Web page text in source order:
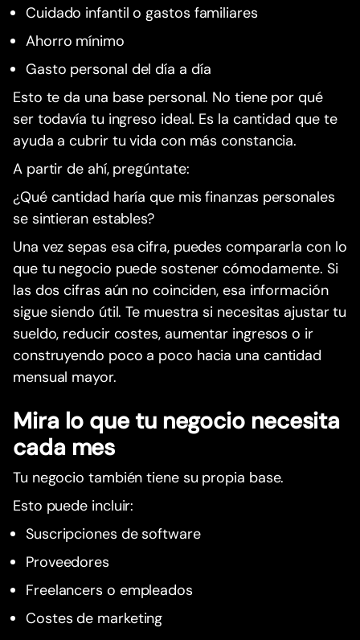
Cuidado infantil o gastos familiares
Ahorro mínimo
Gasto personal del día a día
Esto te da una base personal. No tiene por qué
ser todavía tu ingreso ideal. Es la cantidad que te
ayuda a cubrir tu vida con más constancia.
A partir de ahí, pregúntate:
¿Qué cantidad haría que mis finanzas personales
se sintieran estables?
Una vez sepas esa cifra, puedes compararla con lo
que tu negocio puede sostener cómodamente. Si
las dos cifras aún no coinciden, esa información
sigue siendo útil. Te muestra si necesitas ajustar tu
sueldo, reducir costes, aumentar ingresos o ir
construyendo poco a poco hacia una cantidad
mensual mayor.
Mira lo que tu negocio necesita
cada mes
Tu negocio también tiene su propia base.
Esto puede incluir:
Suscripciones de software
Proveedores
Freelancers o empleados
Costes de marketing